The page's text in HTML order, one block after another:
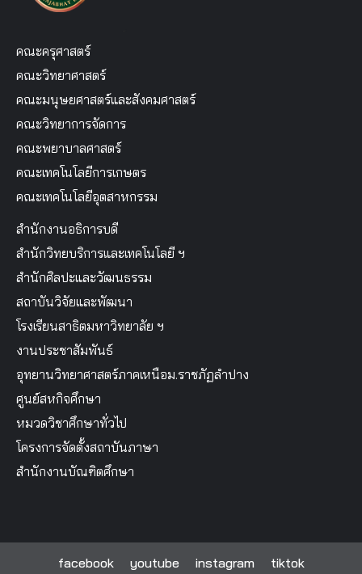
คณะครุศาสตร์
คณะวิทยาศาสตร์
คณะมนุษยศาสตร์และสังคมศาสตร์
คณะวิทยาการจัดการ
คณะพยาบาลศาสตร์
คณะเทคโนโลยีการเกษตร
คณะเทคโนโลยีอุตสาหกรรม
สำนักงานอธิการบดี
สำนักวิทยบริการและเทคโนโลยี ฯ
สำนักศิลปะและวัฒนธรรม
สถาบันวิจัยและพัฒนา
โรงเรียนสาธิตมหาวิทยาลัย ฯ
งานประชาสัมพันธ์
อุทยานวิทยาศาสตร์ภาคเหนือม.ราชภัฏลำปาง
ศูนย์สหกิจศึกษา
หมวดวิชาศึกษาทั่วไป
โครงการจัดตั้งสถาบันภาษา
สำนักงานบัณฑิตศึกษา
facebook youtube instagram tiktok